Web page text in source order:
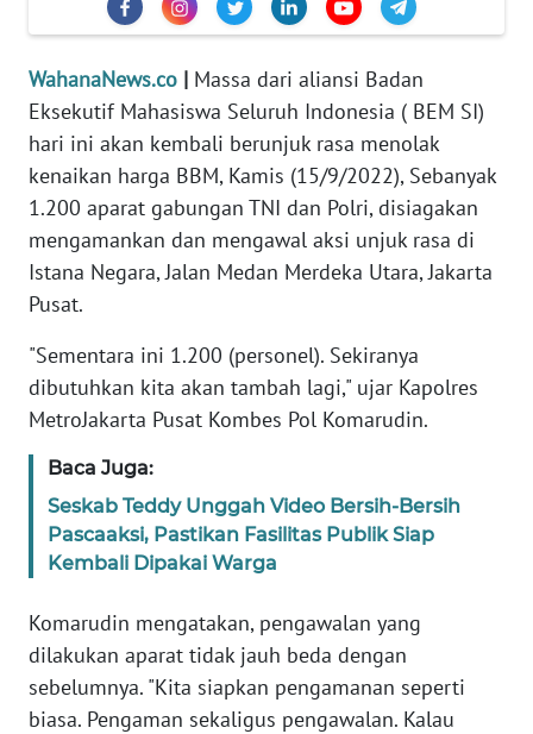
WahanaNews.co | Massa dari aliansi Badan
Eksekutif Mahasiswa Seluruh Indonesia ( BEM SI)
hari ini akan kembali berunjuk rasa menolak
kenaikan harga BBM, Kamis (15/9/2022), Sebanyak
1.200 aparat gabungan TNI dan Polri, disiagakan
mengamankan dan mengawal aksi unjuk rasa di
Istana Negara, Jalan Medan Merdeka Utara, Jakarta
Pusat.
"Sementara ini 1.200 (personel). Sekiranya
dibutuhkan kita akan tambah lagi," ujar Kapolres
MetroJakarta Pusat Kombes Pol Komarudin.
Baca Juga:
Seskab Teddy Unggah Video Bersih-Bersih
Pascaaksi, Pastikan Fasilitas Publik Siap
Kembali Dipakai Warga
Komarudin mengatakan, pengawalan yang
dilakukan aparat tidak jauh beda dengan
sebelumnya. "Kita siapkan pengamanan seperti
biasa. Pengaman sekaligus pengawalan. Kalau
OLAHRAGA
OPINI
EDITORIAL
Informasi
INDEKS
BERITA
KONTAK
INFO
IKLAN
TENTANG
PEDOMAN
MEDIA
SIBER